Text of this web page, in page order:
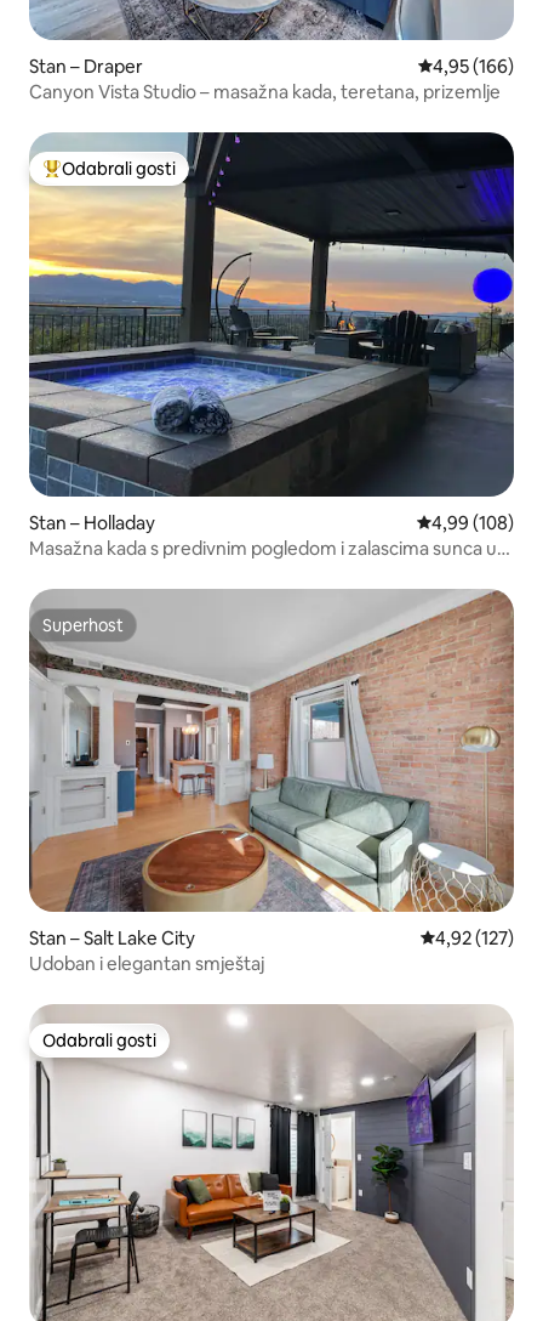
Stan – Draper Prosječna
4,95 (166)
Canyon Vista Studio – masažna kada, teretana, prizemlje
Među najviše rangiranima s oznakom „Odabrali gosti”
Odabrali gosti
Stan – Holladay Prosječna
4,99 (108)
Masažna kada s predivnim pogledom i zalascima sunca u
Superhost
Superhost
Stan – Salt Lake City Prosječna
4,92 (127)
Udoban i elegantan smještaj
Odabrali gosti
Odabrali gosti